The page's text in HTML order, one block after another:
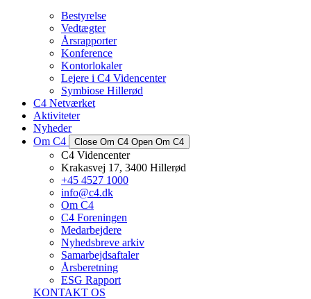
Bestyrelse
Vedtægter
Årsrapporter
Konference
Kontorlokaler
Lejere i C4 Videncenter
Symbiose Hillerød
C4 Netværket
Aktiviteter
Nyheder
Om C4
Close Om C4 Open Om C4
C4 Videncenter
Krakasvej 17, 3400 Hillerød
+45 4527 1000
info@c4.dk
Om C4
C4 Foreningen
Medarbejdere
Nyhedsbreve arkiv
Samarbejdsaftaler
Årsberetning
ESG Rapport
KONTAKT OS